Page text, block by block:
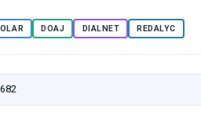
DOAJ DIALNET REDALYC